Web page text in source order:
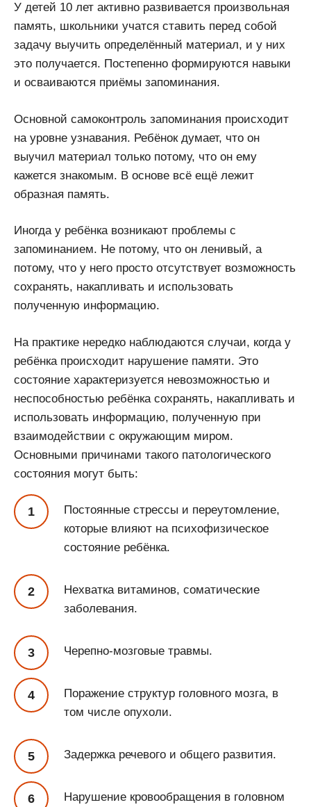
У детей 10 лет активно развивается произвольная
память, школьники учатся ставить перед собой
задачу выучить определённый материал, и у них
это получается. Постепенно формируются навыки
и осваиваются приёмы запоминания.
Основной самоконтроль запоминания происходит
на уровне узнавания. Ребёнок думает, что он
выучил материал только потому, что он ему
кажется знакомым. В основе всё ещё лежит
образная память.
Иногда у ребёнка возникают проблемы с
запоминанием. Не потому, что он ленивый, а
потому, что у него просто отсутствует возможность
сохранять, накапливать и использовать
полученную информацию.
На практике нередко наблюдаются случаи, когда у
ребёнка происходит нарушение памяти. Это
состояние характеризуется невозможностью и
неспособностью ребёнка сохранять, накапливать и
использовать информацию, полученную при
взаимодействии с окружающим миром.
Основными причинами такого патологического
состояния могут быть:
Постоянные стрессы и переутомление,
которые влияют на психофизическое
состояние ребёнка.
Нехватка витаминов, соматические
заболевания.
Черепно-мозговые травмы.
Поражение структур головного мозга, в
том числе опухоли.
Задержка речевого и общего развития.
Нарушение кровообращения в головном